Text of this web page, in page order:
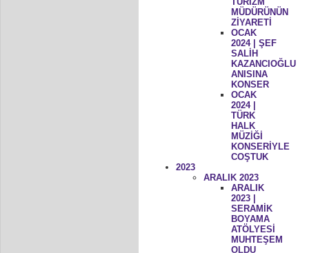
MÜDÜRÜNÜN
ZİYARETİ
OCAK
2024 | ŞEF
SALİH
KAZANCIOĞLU
ANISINA
KONSER
OCAK
2024 |
TÜRK
HALK
MÜZİĞİ
KONSERİYLE
COŞTUK
2023
ARALIK 2023
ARALIK
2023 |
SERAMİK
BOYAMA
ATÖLYESİ
MUHTEŞEM
OLDU